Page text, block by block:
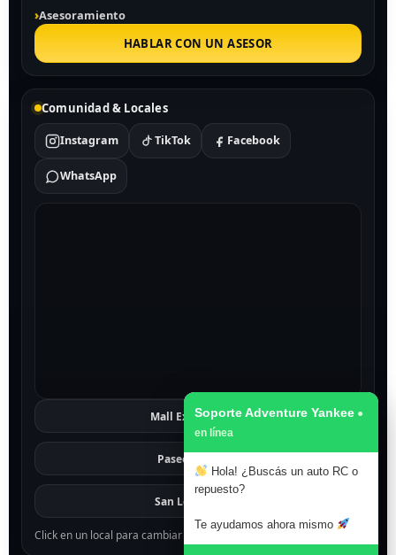
Asesoramiento
HABLAR CON UN ASESOR
Comunidad & Locales
Instagram TikTok Facebook
WhatsApp
Mall Excelsior Ver
Paseo 1811
San Lorenzo
Click en un local para cambiar el mapa.
Soporte Adventure Yankee
Hola! ¿Buscás un auto RC o
repuesto?
Te ayudamos ahora mismo